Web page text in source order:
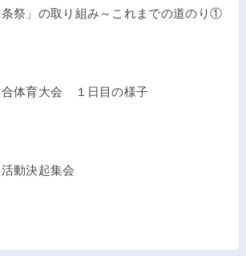
条祭」の取り組み～これまでの道のり①
合体育大会 １日目の様子
動決起集会